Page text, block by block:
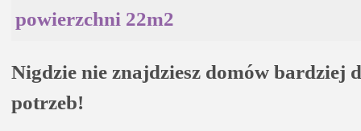
powierzchni 22m2
Nigdzie nie znajdziesz domów bardziej
potrzeb!